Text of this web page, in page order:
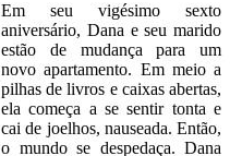
Em seu vigésimo sexto
aniversário, Dana e seu marido
estão de mudança para um
novo apartamento. Em meio a
pilhas de livros e caixas abertas,
ela começa a se sentir tonta e
cai de joelhos, nauseada. Então,
o mundo se despedaça. Dana